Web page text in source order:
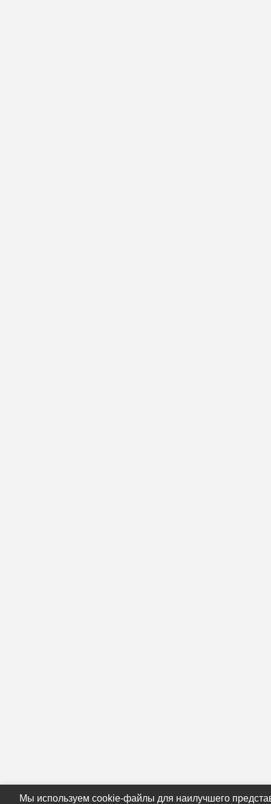
Мы используем cookie-файлы для наилучшего